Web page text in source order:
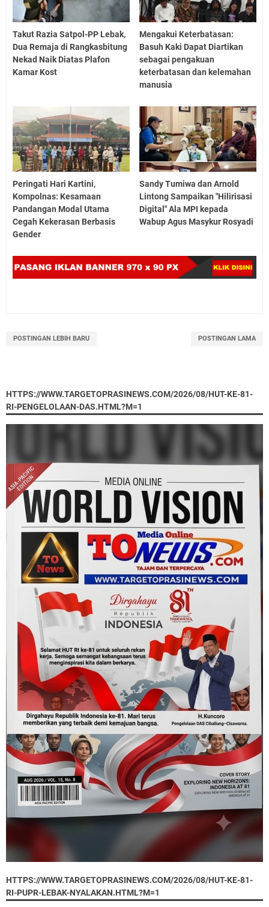
Takut Razia Satpol-PP Lebak,
Dua Remaja di Rangkasbitung
Nekad Naik Diatas Plafon
Kamar Kost
Mengakui Keterbatasan:
Basuh Kaki Dapat Diartikan
sebagai pengakuan
keterbatasan dan kelemahan
manusia
Peringati Hari Kartini,
Kompolnas: Kesamaan
Pandangan Modal Utama
Cegah Kekerasan Berbasis
Gender
Sandy Tumiwa dan Arnold
Lintong Sampaikan "Hilirisasi
Digital" Ala MPI kepada
Wabup Agus Masykur Rosyadi
POSTINGAN LEBIH BARU POSTINGAN LAMA
HTTPS://WWW.TARGETOPRASINEWS.COM/2026/08/HUT-KE-81-
RI-PENGELOLAAN-DAS.HTML?M=1
HTTPS://WWW.TARGETOPRASINEWS.COM/2026/08/HUT-KE-81-
RI-PUPR-LEBAK-NYALAKAN.HTML?M=1